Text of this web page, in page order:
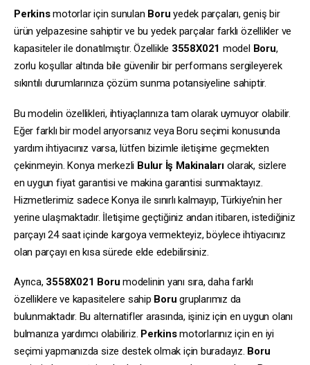
Perkinsmotorlar için sunulan Boru yedek parçaları, geniş bir
ürün yelpazesine sahiptir ve bu yedek parçalar farklı özellikler ve
kapasiteler ile donatılmıştır. Özellikle 3558X021 model Boru,
zorlu koşullar altında bile güvenilir bir performans sergileyerek
sıkıntılı durumlarınıza çözüm sunma potansiyeline sahiptir.
Bu modelin özellikleri, ihtiyaçlarınıza tam olarak uymuyor olabilir.
Eğer farklı bir model arıyorsanız veya Boru seçimi konusunda
yardım ihtiyacınız varsa, lütfen bizimle iletişime geçmekten
çekinmeyin. Konya merkezli Bulur İş Makinalarıolarak, sizlere
en uygun fiyat garantisi ve makina garantisi sunmaktayız.
Hizmetlerimiz sadece Konya ile sınırlı kalmayıp, Türkiye’nin her
yerine ulaşmaktadır. İletişime geçtiğiniz andan itibaren, istediğiniz
parçayı 24 saat içinde kargoya vermekteyiz, böylece ihtiyacınız
olan parçayı en kısa sürede elde edebilirsiniz.
Ayrıca, 3558X021 Boru modelinin yanı sıra, daha farklı
özelliklere ve kapasitelere sahip Boru gruplarımız da
bulunmaktadır. Bu alternatifler arasında, işiniz için en uygun olanı
bulmanıza yardımcı olabiliriz. Perkinsmotorlarınız için en iyi
seçimi yapmanızda size destek olmak için buradayız. Boru